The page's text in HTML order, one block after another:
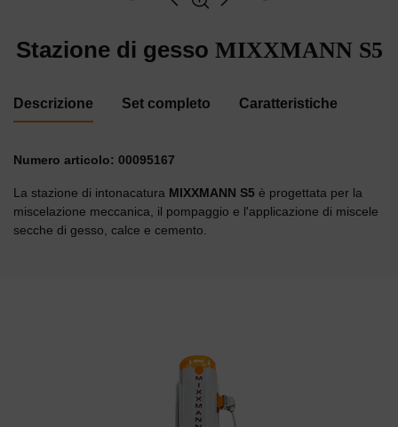
Stazione di gesso MIXXMANN S5
Descrizione Set completo Caratteristiche
Numero articolo: 00095167
La stazione di intonacatura MIXXMANN S5 è progettata per la
miscelazione meccanica, il pompaggio e l'applicazione di miscele
secche di gesso, calce e cemento.